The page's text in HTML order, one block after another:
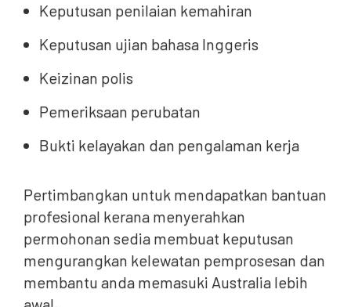
Keputusan penilaian kemahiran
Keputusan ujian bahasa Inggeris
Keizinan polis
Pemeriksaan perubatan
Bukti kelayakan dan pengalaman kerja
Pertimbangkan untuk mendapatkan bantuan
profesional kerana menyerahkan
permohonan sedia membuat keputusan
mengurangkan kelewatan pemprosesan dan
membantu anda memasuki Australia lebih